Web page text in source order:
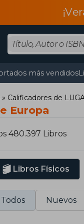
más vendidos
Calificadores de
Europa
480.397 Libros
Libros Físicos
Todos Nuevos